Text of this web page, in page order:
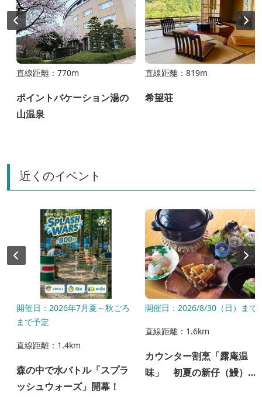
直線距離：770m
ポイントバケーション湯の
山温泉
直線距離：819m
希望荘
近くのイベント
開催日：2026年7月夏～秋ごろ
まで予定
直線距離：1.4km
森の中で水バトル「スプラ
ッシュウォーズ」開幕！
開催日：2026/8/30（日）まで
直線距離：1.6km
カウンター割烹「露庵温
味」 初夏の新仔（鰻）ラ